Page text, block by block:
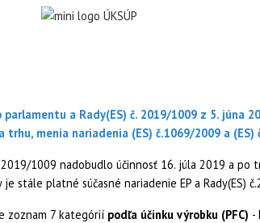
a Rady(ES) č. 2019/1009 z 5. júna
trhu, menia nariadenia (ES) č.1069/2009 a (ES)
1009 nadobudlo účinnosť 16. júla 2019 a
je stále platné súčasné nariadenie EP a Rady(ES)
zoznam 7 kategórií podľa účinku výrobku (PFC) -